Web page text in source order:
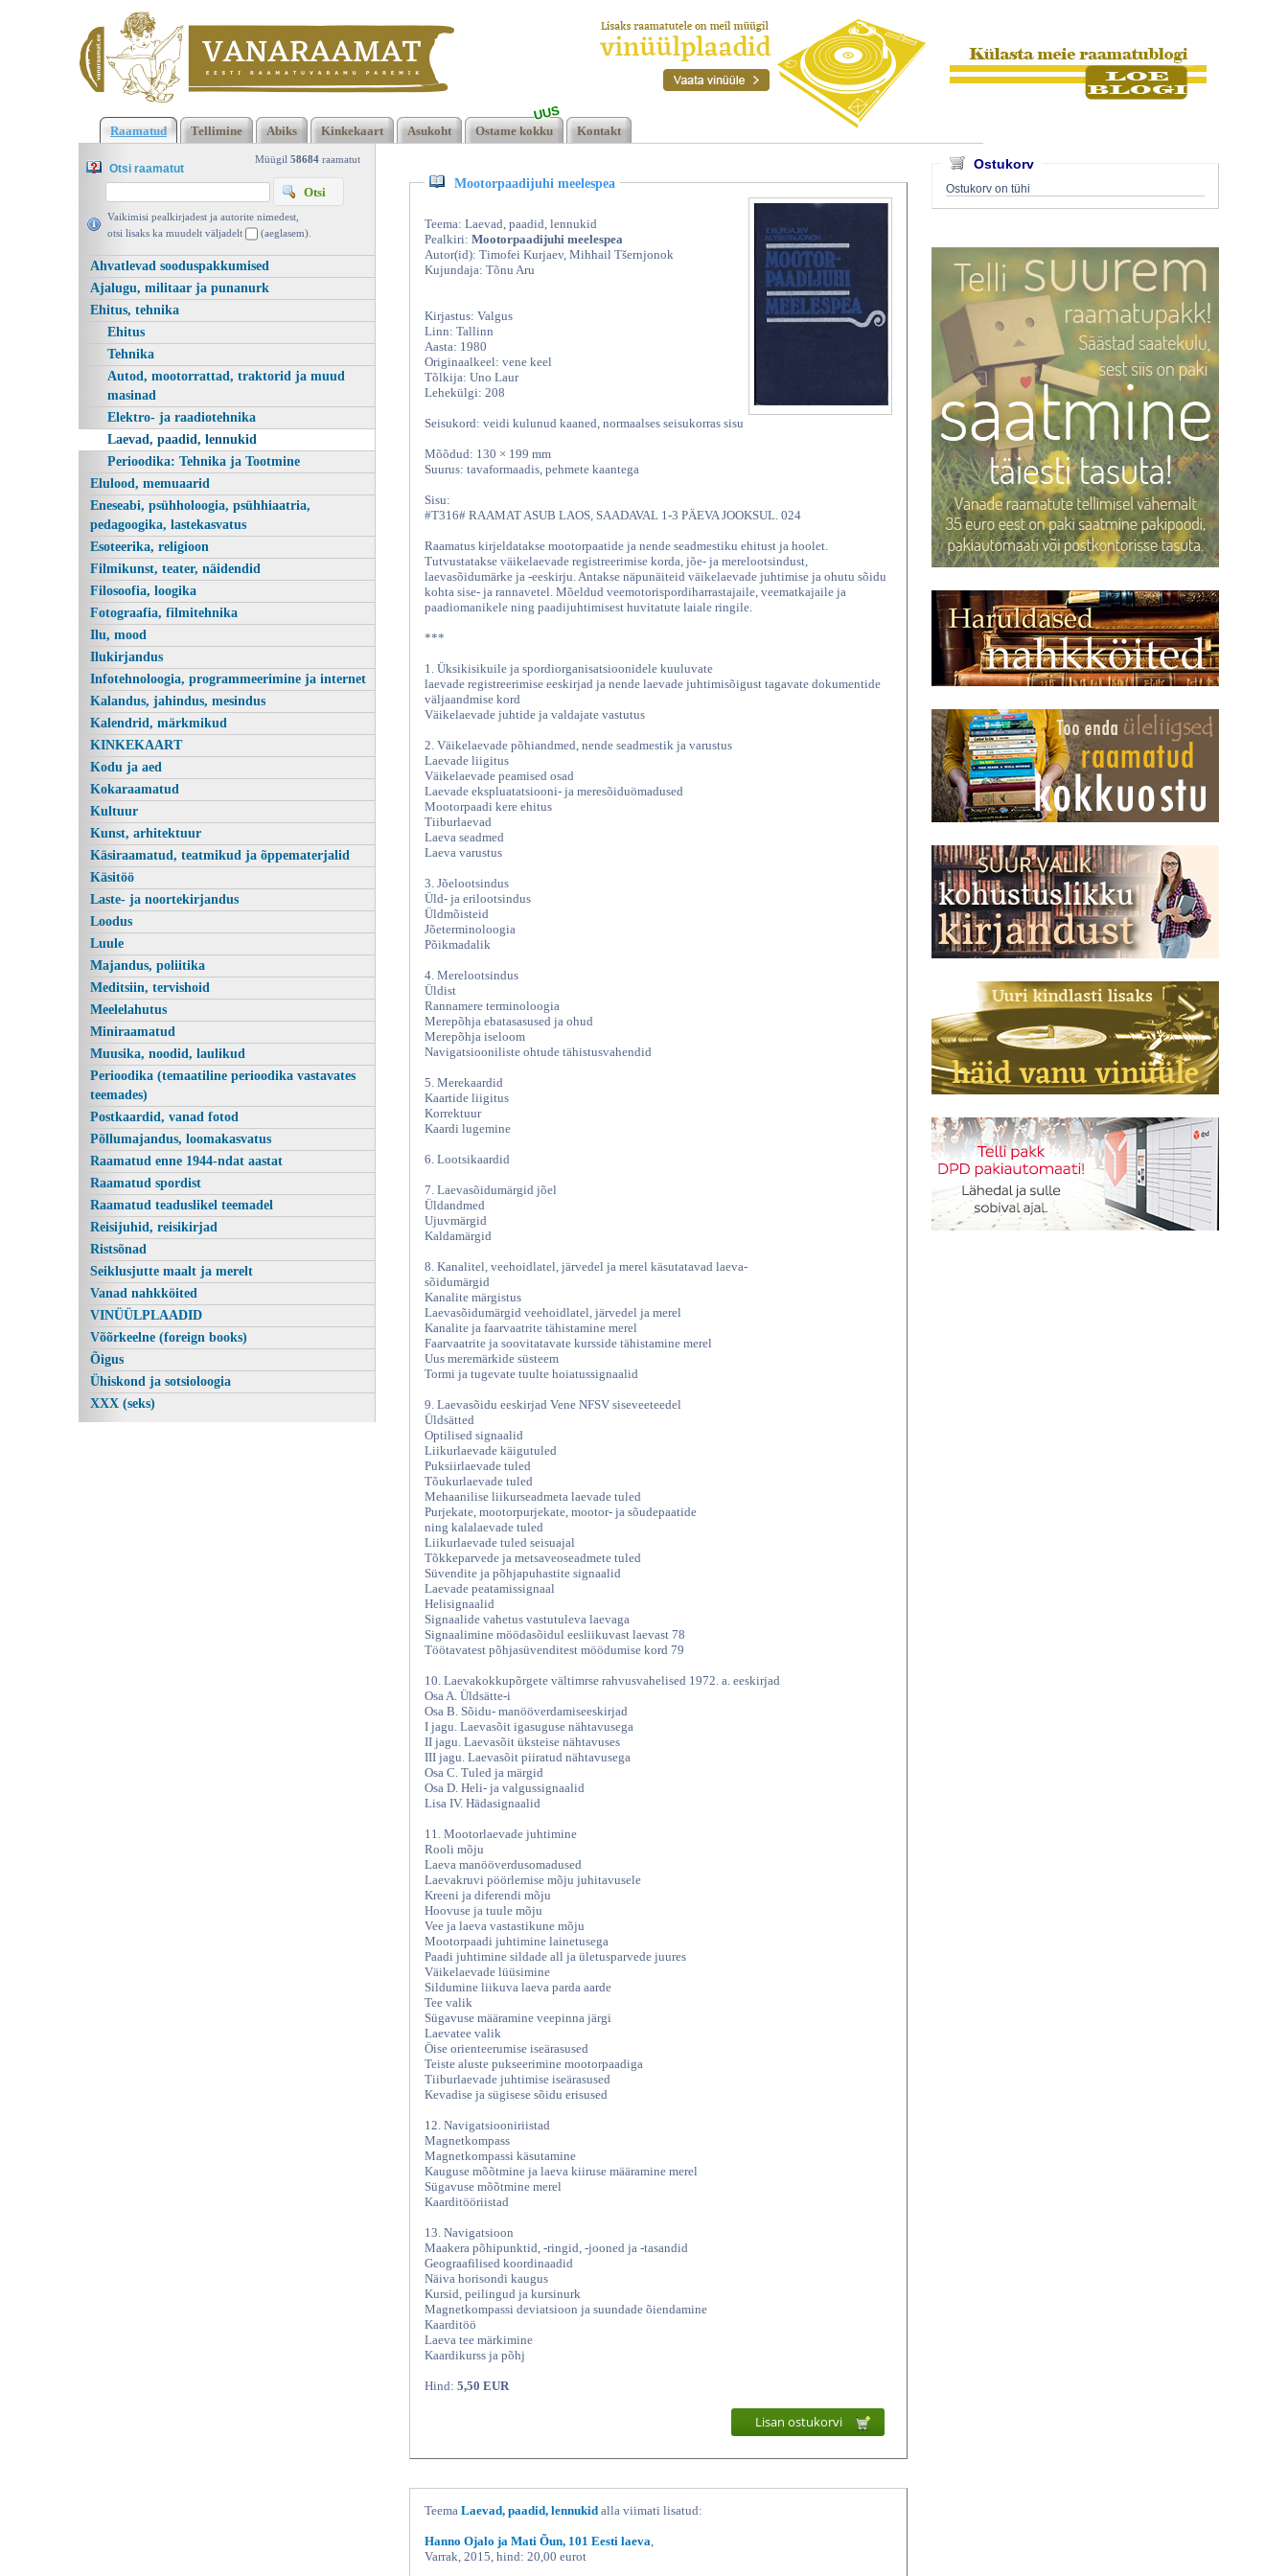
Mootorpaadijuhi meelespea, Valgus 1980
Klõpsa siia , et näha täielikku loendit!Mootorpaadijuhi meelespea,
Valgus 1980 | vanaraamat. ee
Raamatud Tellimine Abiks Kinkekaart Asukoht Ostame kokku
UUS
Kontakt
Müügil 58684 raamatut
Otsi raamatut
Vaikimisi pealkirjadest ja autorite nimedest,
otsi lisaks ka muudelt väljadelt
(aeglasem).
Ahvatlevad sooduspakkumised
Ajalugu, militaar ja punanurk
Ehitus, tehnika
Ehitus
Tehnika
Autod, mootorrattad, traktorid ja muud
masinad
Elektro- ja raadiotehnika
Laevad, paadid, lennukid
Perioodika: Tehnika ja Tootmine
Elulood, memuaarid
Eneseabi, psühholoogia, psühhiaatria,
pedagoogika, lastekasvatus
Esoteerika, religioon
Filmikunst, teater, näidendid
Filosoofia, loogika
Fotograafia, filmitehnika
Ilu, mood
Ilukirjandus
Infotehnoloogia, programmeerimine ja internet
Kalandus, jahindus, mesindus
Kalendrid, märkmikud
KINKEKAART
Kodu ja aed
Kokaraamatud
Kultuur
Kunst, arhitektuur
Käsiraamatud, teatmikud ja õppematerjalid
Käsitöö
Laste- ja noortekirjandus
Loodus
Luule
Majandus, poliitika
Meditsiin, tervishoid
Meelelahutus
Miniraamatud
Muusika, noodid, laulikud
Perioodika (temaatiline perioodika vastavates
teemades)
Postkaardid, vanad fotod
Põllumajandus, loomakasvatus
Raamatud enne 1944-ndat aastat
Raamatud spordist
Raamatud teaduslikel teemadel
Reisijuhid, reisikirjad
Ristsõnad
Seiklusjutte maalt ja merelt
Vanad nahkköited
VINÜÜLPLAADID
Võõrkeelne (foreign books)
Õigus
Ühiskond ja sotsioloogia
XXX (seks)
Ostukorv
Ostukorv on tühi
Mootorpaadijuhi meelespea
Teema: Laevad, paadid, lennukid
Pealkiri: Mootorpaadijuhi meelespea
Autor(id): Timofei Kurjaev, Mihhail Tšernjonok
Kujundaja: Tõnu Aru
Kirjastus: Valgus
Linn: Tallinn
Aasta: 1980
Originaalkeel: vene keel
Tõlkija: Uno Laur
Lehekülgi: 208
Seisukord: veidi kulunud kaaned, normaalses seisukorras sisu
Mõõdud: 130 × 199 mm
Suurus: tavaformaadis, pehmete kaantega
Sisu:
#T316# RAAMAT ASUB LAOS, SAADAVAL 1-3 PÄEVA JOOKSUL. 024
Raamatus kirjeldatakse mootorpaatide ja nende seadmestiku ehitust ja hoolet.
Tutvustatakse väikelaevade registreerimise korda, jõe- ja merelootsindust,
laevasõidumärke ja -eeskirju. Antakse näpunäiteid väikelaevade juhtimise ja ohutu sõidu
kohta sise- ja rannavetel. Mõeldud veemotorispordiharrastajaile, veematkajaile ja
paadiomanikele ning paadijuhtimisest huvitatute laiale ringile.
***
1. Üksikisikuile ja spordiorganisatsioonidele kuuluvate
laevade registreerimise eeskirjad ja nende laevade juhtimisõigust tagavate dokumentide
väljaandmise kord
Väikelaevade juhtide ja valdajate vastutus
2. Väikelaevade põhiandmed, nende seadmestik ja varustus
Laevade liigitus
Väikelaevade peamised osad
Laevade ekspluatatsiooni- ja meresõiduömadused
Mootorpaadi kere ehitus
Tiiburlaevad
Laeva seadmed
Laeva varustus
3. Jõelootsindus
Üld- ja erilootsindus
Üldmõisteid
Jõeterminoloogia
Põikmadalik
4. Merelootsindus
Üldist
Rannamere terminoloogia
Merepõhja ebatasasused ja ohud
Merepõhja iseloom
Navigatsiooniliste ohtude tähistusvahendid
5. Merekaardid
Kaartide liigitus
Korrektuur
Kaardi lugemine
6. Lootsikaardid
7. Laevasõidumärgid jõel
Üldandmed
Ujuvmärgid
Kaldamärgid
8. Kanalitel, veehoidlatel, järvedel ja merel käsutatavad laeva-
sõidumärgid
Kanalite märgistus
Laevasõidumärgid veehoidlatel, järvedel ja merel
Kanalite ja faarvaatrite tähistamine merel
Faarvaatrite ja soovitatavate kursside tähistamine merel
Uus meremärkide süsteem
Tormi ja tugevate tuulte hoiatussignaalid
9. Laevasõidu eeskirjad Vene NFSV siseveeteedel
Üldsätted
Optilised signaalid
Liikurlaevade käigutuled
Puksiirlaevade tuled
Tõukurlaevade tuled
Mehaanilise liikurseadmeta laevade tuled
Purjekate, mootorpurjekate, mootor- ja sõudepaatide
ning kalalaevade tuled
Liikurlaevade tuled seisuajal
Tõkkeparvede ja metsaveoseadmete tuled
Süvendite ja põhjapuhastite signaalid
Laevade peatamissignaal
Helisignaalid
Signaalide vahetus vastutuleva laevaga
Signaalimine möödasõidul eesliikuvast laevast 78
Töötavatest põhjasüvenditest möödumise kord 79
10. Laevakokkupõrgete vältimrse rahvusvahelised 1972. a. eeskirjad
Osa A. Üldsätte-i
Osa B. Sõidu- manööverdamiseeskirjad
I jagu. Laevasõit igasuguse nähtavusega
II jagu. Laevasõit üksteise nähtavuses
III jagu. Laevasõit piiratud nähtavusega
Osa C. Tuled ja märgid
Osa D. Heli- ja valgussignaalid
Lisa IV. Hädasignaalid
11. Mootorlaevade juhtimine
Rooli mõju
Laeva manööverdusomadused
Laevakruvi pöörlemise mõju juhitavusele
Kreeni ja diferendi mõju
Hoovuse ja tuule mõju
Vee ja laeva vastastikune mõju
Mootorpaadi juhtimine lainetusega
Paadi juhtimine sildade all ja ületusparvede juures
Väikelaevade lüüsimine
Sildumine liikuva laeva parda aarde
Tee valik
Sügavuse määramine veepinna järgi
Laevatee valik
Öise orienteerumise iseärasused
Teiste aluste pukseerimine mootorpaadiga
Tiiburlaevade juhtimise iseärasused
Kevadise ja sügisese sõidu erisused
12. Navigatsiooniriistad
Magnetkompass
Magnetkompassi käsutamine
Kauguse mõõtmine ja laeva kiiruse määramine merel
Sügavuse mõõtmine merel
Kaarditööriistad
13. Navigatsioon
Maakera põhipunktid, -ringid, -jooned ja -tasandid
Geograafilised koordinaadid
Näiva horisondi kaugus
Kursid, peilingud ja kursinurk
Magnetkompassi deviatsioon ja suundade õiendamine
Kaarditöö
Laeva tee märkimine
Kaardikurss ja põhj
Hind: 5,50 EUR
Lisan ostukorvi
Teema Laevad, paadid, lennukid alla viimati lisatud:
Hanno Ojalo ja Mati Õun, 101 Eesti laeva
Varrak, 2015, hind: 20,00 eurot